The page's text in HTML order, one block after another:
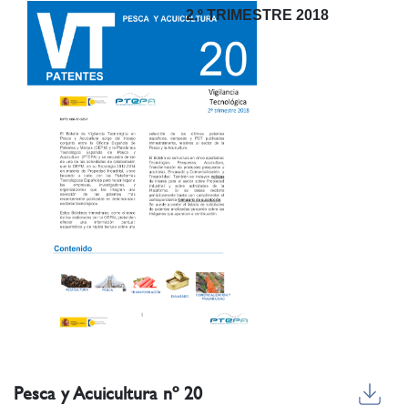
2.º TRIMESTRE 2018
Pesca y Acuicultura nº 20